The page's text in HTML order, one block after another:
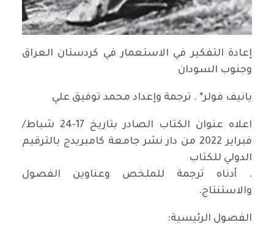
إعادة التفكير في الاستعمار في كردستان العراق
وجنوب السودان
يانيف فولر* . ترجمة وإعداد محمد توفيق علي
اعلاه عنوان الكتاب الصادر بتاريخ 17-24 شباط/
فبراير 2022 من دار نشر جامعة كامبريدج بالترقيم
الدولي للكتاب
. أدناه ترجمة للملخص وعناوين الفصول
والاستنتاج.
الفصول الرئيسية: